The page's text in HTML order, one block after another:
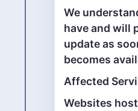
We
have and will
update as
becomes
Affected
Websites